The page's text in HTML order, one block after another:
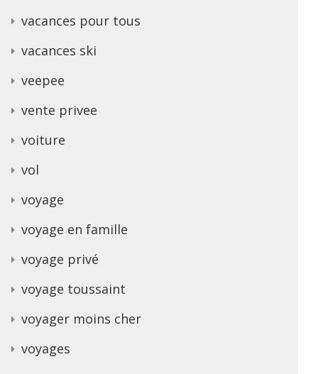
vacances pour tous
vacances ski
veepee
vente privee
voiture
vol
voyage
voyage en famille
voyage privé
voyage toussaint
voyager moins cher
voyages